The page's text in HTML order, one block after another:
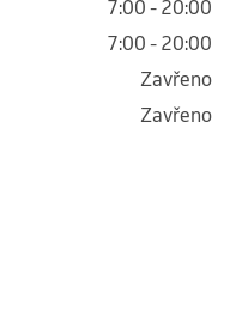
7:00 - 20:00
7:00 - 20:00
Zavřeno
Zavřeno